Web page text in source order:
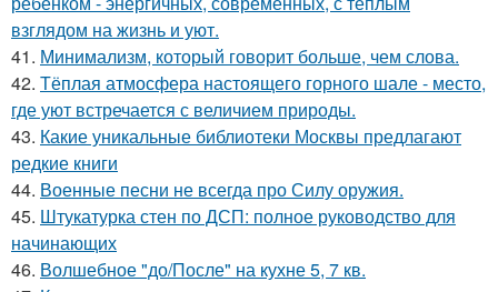
взглядом на жизнь и уют.
41. Минимализм, который говорит больше, чем слова.
42. Тёплая атмосфера настоящего горного шале - место,
где уют встречается с величием природы.
43. Какие уникальные библиотеки Москвы предлагают
редкие книги
44. Военные песни не всегда про Силу оружия.
45. Штукатурка стен по ДСП: полное руководство для
начинающих
46. Волшебное "до/После" на кухне 5, 7 кв.